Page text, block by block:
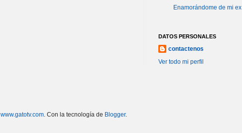
Enamorándome de mi ex
DATOS PERSONALES
contactenos
Ver todo mi perfil
www.gatotv.com. Con la tecnología de Blogger.